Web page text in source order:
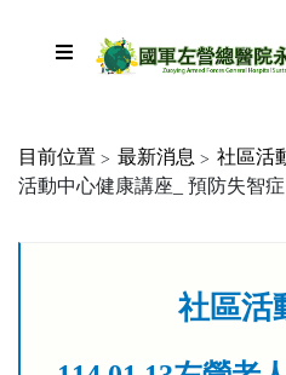
目前位置 最新消息 社區活
活動中心健康講座_ 預防失智症
社區活